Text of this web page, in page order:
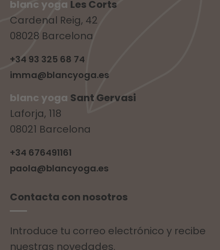
blanc yoga Les Corts
Cardenal Reig, 42
08028 Barcelona
+34 93 325 68 74
imma@blancyoga.es
blanc yoga Sant Gervasi
Laforja, 118
08021 Barcelona
+34 676491161
paola@blancyoga.es
Contacta con nosotros
Introduce tu correo electrónico y recibe
nuestras novedades.